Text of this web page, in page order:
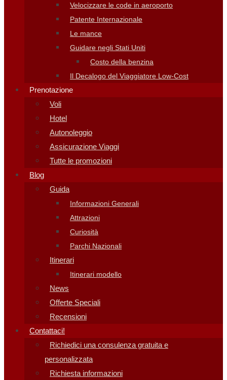
Velocizzare le code in aeroporto
Patente Internazionale
Le mance
Guidare negli Stati Uniti
Costo della benzina
Il Decalogo del Viaggiatore Low-Cost
Prenotazione
Voli
Hotel
Autonoleggio
Assicurazione Viaggi
Tutte le promozioni
Blog
Guida
Informazioni Generali
Attrazioni
Curiosità
Parchi Nazionali
Itinerari
Itinerari modello
News
Offerte Speciali
Recensioni
Contattaci!
Richiedici una consulenza gratuita e
personalizzata
Richiesta informazioni